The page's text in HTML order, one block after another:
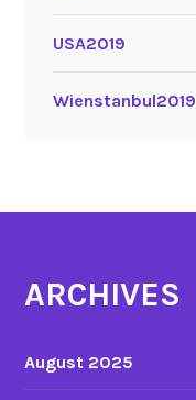
USA2019
Wienstanbul2019
ARCHIVES
August 2025